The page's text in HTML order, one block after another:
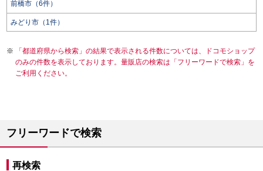
前橋市（6件）
みどり市（1件）
「都道府県から検索」の結果で表示される件数については、ドコモショップ
のみの件数を表示しております。量販店の検索は「フリーワードで検索」を
ご利用ください。
フリーワードで検索
再検索